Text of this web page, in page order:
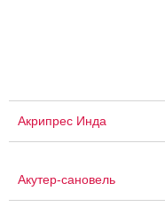
Акрипрес Инда
Акутер-сановель